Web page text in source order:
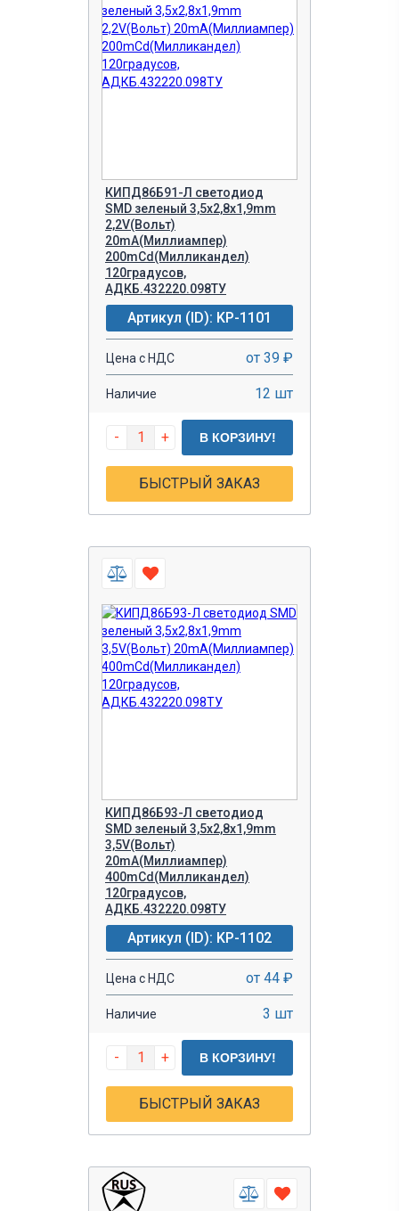
КИПД86Б91-Л светодиод
SMD зеленый 3,5х2,8х1,9mm
2,2V(Вольт)
20mA(Миллиампер)
200mCd(Милликандел)
120градусов,
АДКБ.432220.098ТУ
Артикул (ID): KP-1101
Цена с НДС от 39 ₽
Наличие 12 шт
- + В КОРЗИНУ!
БЫСТРЫЙ ЗАКАЗ
КИПД86Б93-Л светодиод
SMD зеленый 3,5х2,8х1,9mm
3,5V(Вольт)
20mA(Миллиампер)
400mCd(Милликандел)
120градусов,
АДКБ.432220.098ТУ
Артикул (ID): KP-1102
Цена с НДС от 44 ₽
Наличие 3 шт
- + В КОРЗИНУ!
БЫСТРЫЙ ЗАКАЗ